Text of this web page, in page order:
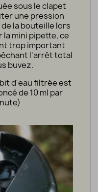
sous le clapet
une pression
la bouteille lors
mini pipette, ce
trop important
l'arrêt total
buvez.
d'eau filtrée est
de 10 ml par